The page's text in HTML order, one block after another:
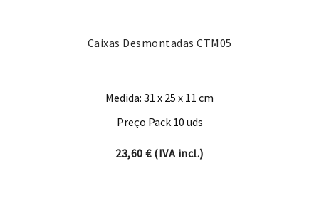
Caixas Desmontadas CTM05
Medida: 31 x 25 x 11 cm
Preço Pack 10 uds
23,60€(IVA incl.)